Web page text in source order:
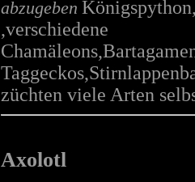
abzugeben
,verschiedene
züchten viele Arten
Axolotl